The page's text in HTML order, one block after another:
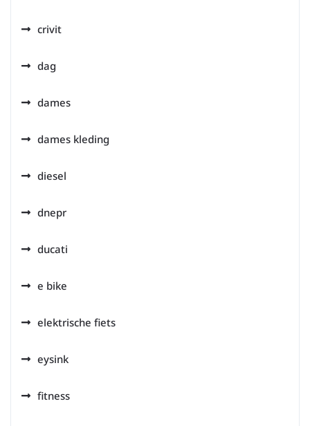
crivit
dag
dames
dames kleding
diesel
dnepr
ducati
e bike
elektrische fiets
eysink
fitness